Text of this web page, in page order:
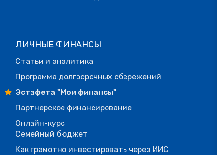
ЛИЧНЫЕ ФИНАНСЫ
Статьи и аналитика
Программа долгосрочных сбережений
Эстафета "Мои финансы"
Партнерское финансирование
Онлайн-курс
Семейный бюджет
Как грамотно инвестировать через ИИС